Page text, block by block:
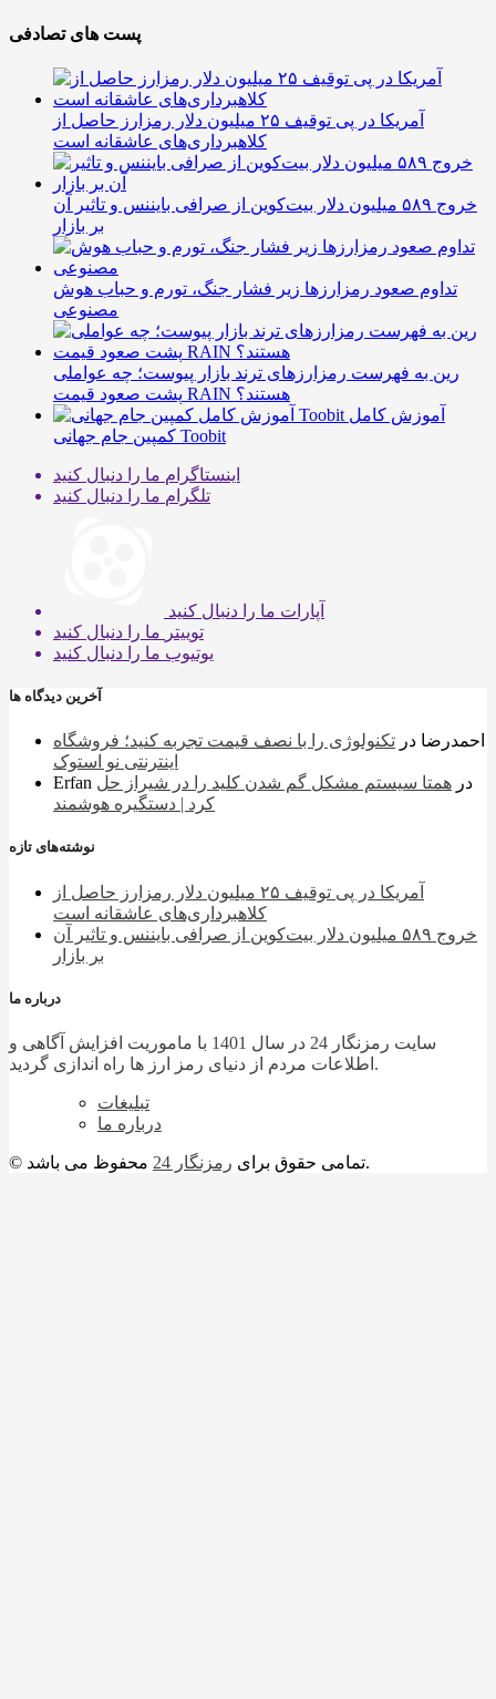
پست های تصادفی
آمریکا در پی توقیف ۲۵ میلیون دلار رمزارز حاصل از
کلاهبرداری‌های عاشقانه است
خروج ۵۸۹ میلیون دلار بیت‌کوین از صرافی بایننس و تاثیر آن
بر بازار
تداوم صعود رمزارزها زیر فشار جنگ، تورم و حباب هوش
مصنوعی
رین به فهرست رمزارزهای ترند بازار پیوست؛ چه عواملی
پشت صعود قیمت RAIN هستند؟
آموزش کامل
کمپین جام جهانی Toobit
اینستاگرام ما را دنبال کنید
تلگرام ما را دنبال کنید
آپارات ما را دنبال کنید
توییتر ما را دنبال کنید
یوتیوب ما را دنبال کنید
آخرین دیدگاه ها
احمدرضا در تکنولوژی را با نصف قیمت تجربه کنید؛ فروشگاه
اینترنتی نو استوک
Erfan
در همتا سیستم مشکل گم شدن کلید را در شیراز حل
کرد | دستگیره هوشمند
نوشته‌های تازه
آمریکا در پی توقیف ۲۵ میلیون دلار رمزارز حاصل از
کلاهبرداری‌های عاشقانه است
خروج ۵۸۹ میلیون دلار بیت‌کوین از صرافی بایننس و تاثیر آن
بر بازار
درباره ما
سایت رمزنگار 24 در سال 1401 با ماموریت افزایش آگاهی و
اطلاعات مردم از دنیای رمز ارز ها راه اندازی گردید.
تبلیغات
درباره ما
© تمامی حقوق برای رمزنگار 24 محفوظ می باشد.